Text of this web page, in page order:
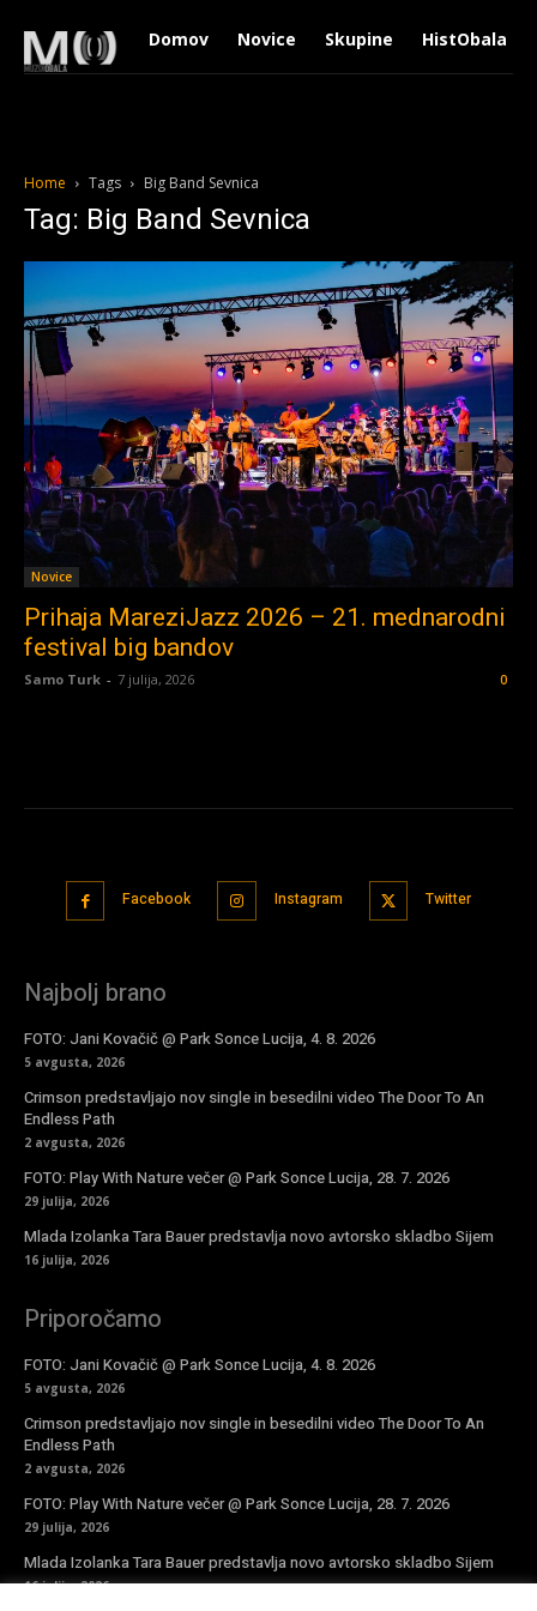
Domov Novice Skupine HistObala
Home Tags Big Band Sevnica
Tag: Big Band Sevnica
Novice
Prihaja MareziJazz 2026 – 21. mednarodni
festival big bandov
Samo Turk - 7 julija, 2026 0
Facebook Instagram Twitter
Najbolj brano
FOTO: Jani Kovačič @ Park Sonce Lucija, 4. 8. 2026
5 avgusta, 2026
Crimson predstavljajo nov single in besedilni video The Door To An
Endless Path
2 avgusta, 2026
FOTO: Play With Nature večer @ Park Sonce Lucija, 28. 7. 2026
29 julija, 2026
Mlada Izolanka Tara Bauer predstavlja novo avtorsko skladbo Sijem
16 julija, 2026
Priporočamo
FOTO: Jani Kovačič @ Park Sonce Lucija, 4. 8. 2026
5 avgusta, 2026
Crimson predstavljajo nov single in besedilni video The Door To An
Endless Path
2 avgusta, 2026
FOTO: Play With Nature večer @ Park Sonce Lucija, 28. 7. 2026
29 julija, 2026
Mlada Izolanka Tara Bauer predstavlja novo avtorsko skladbo Sijem
16 julija, 2026